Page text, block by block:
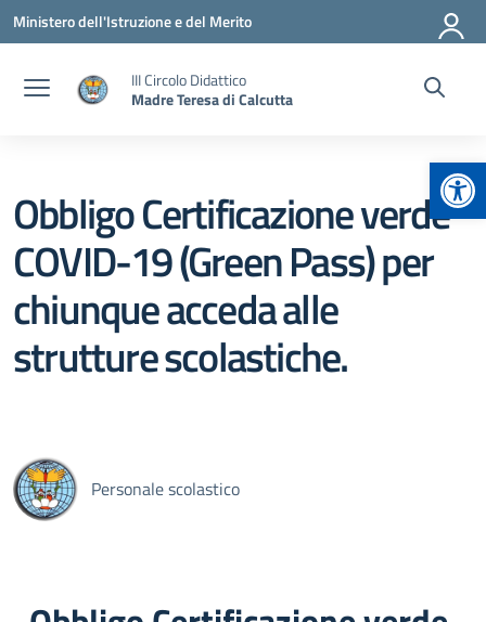
Vai ai contenuti
Vai al menu di navigazione
Vai al footer
Ministero dell'Istruzione e del Merito
III Circolo Didattico
Madre Teresa di Calcutta
Obbligo Certificazione verde
COVID-19 (Green Pass) per
chiunque acceda alle
strutture scolastiche.
Personale scolastico